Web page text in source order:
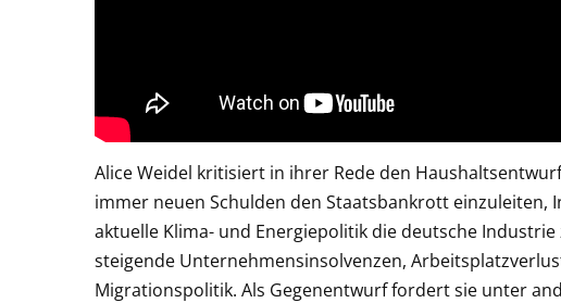
Alice Weidel kritisiert in ihrer Rede den
immer neuen Schulden den Staatsbankrott
aktuelle Klima- und Energiepolitik die deutsche
steigende Unternehmensinsolvenzen,
Migrationspolitik. Als Gegenentwurf fordert sie unter